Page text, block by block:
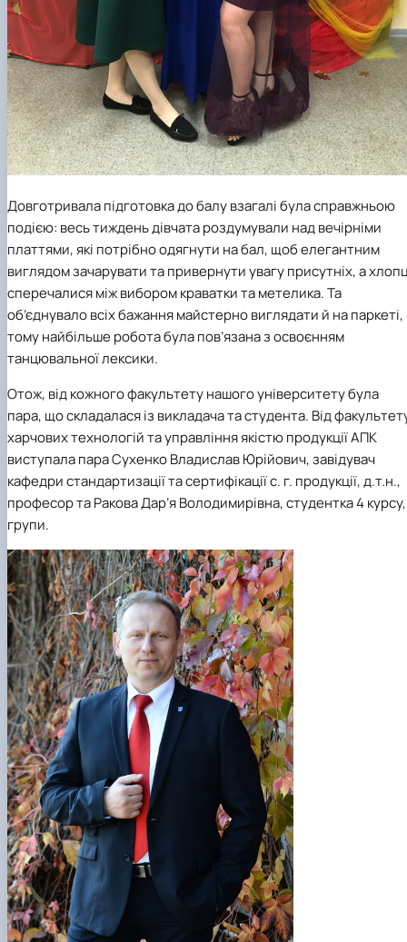
Довготривала підготовка до балу взагалі була справжньою
подією: весь тиждень дівчата роздумували над вечірніми
платтями, які потрібно одягнути на бал, щоб елегантним
виглядом зачарувати та привернути увагу присутніх, а
сперечалися між вибором краватки та метелика. Та
об’єднувало всіх бажання майстерно виглядати й на паркеті,
тому найбільше робота була пов’язана з освоєнням
танцювальної лексики.
Отож, від кожного факультету нашого університету була
пара, що складалася із викладача та студента. Від
харчових технологій та управління якістю продукції АПК
виступала пара Сухенко Владислав Юрійович, завідувач
кафедри стандартизації та сертифікації с. г. продукції, д.т.н.,
професор та Ракова Дар’я Володимирівна, студентка 4 курсу,
групи.